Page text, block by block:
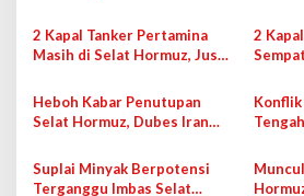
p
o
s
Kementerian ESDM Tanggapi
Mahal
2 Kapal Tanker Pertamina
Masih di Selat Hormuz, Jusuf
Lebih Aktif
2
Heboh Kabar Penutupan
Selat Hormuz, Dubes Iran
Terbuka dengan Pengamanan
Suplai Minyak Berpotensi
Terganggu Imbas Selat